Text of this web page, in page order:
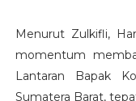
Menurut Zulkifli,
momentum
Lantaran Bapak
Sumatera Barat,